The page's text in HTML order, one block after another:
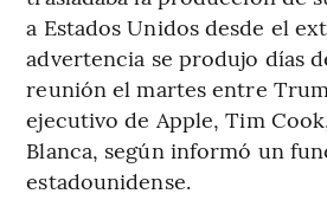
a Estados Unidos desde el
advertencia se produjo días
reunión el martes entre
ejecutivo de Apple, Tim
Blanca, según informó un
estadounidense.